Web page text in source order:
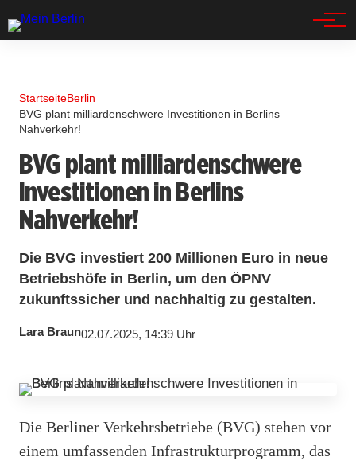
StartseiteBerlin
BVG plant milliardenschwere Investitionen in Berlins
Nahverkehr!
BVG plant milliardenschwere
Investitionen in Berlins
Nahverkehr!
Die BVG investiert 200 Millionen Euro in neue
Betriebshöfe in Berlin, um den ÖPNV
zukunftssicher und nachhaltig zu gestalten.
Lara Braun02.07.2025, 14:39 Uhr
Die Berliner Verkehrsbetriebe (BVG) stehen vor
einem umfassenden Infrastrukturprogramm, das